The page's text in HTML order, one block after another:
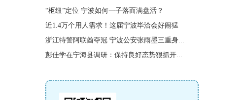
“枢纽”定位 宁波如何一子落而满盘活？
近1.4万个用人需求！这届宁波毕洽会好闹猛
浙江特警阿联酋夺冠 宁波公安张雨墨三重身...
彭佳学在宁海县调研：保持良好态势狠抓开...